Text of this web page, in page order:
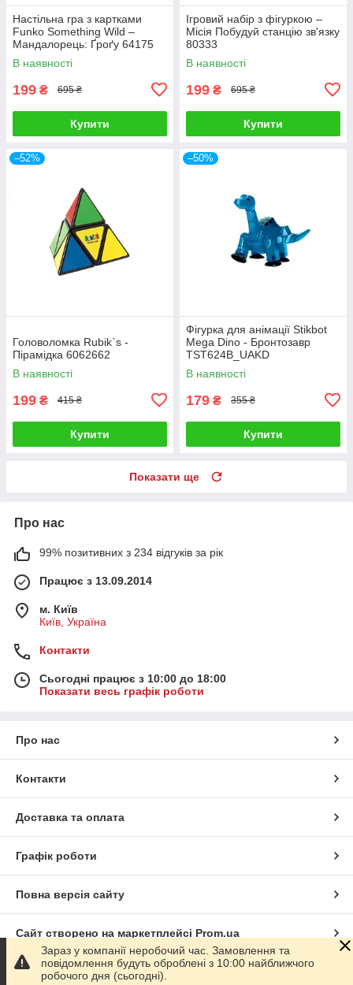
Настільна гра з картками
Funko Something Wild –
Мандалорець: Ґроґу 64175
В наявності
199 ₴ 695 ₴
Купити
Ігровий набір з фігуркою –
Місія Побудуй станцію зв'язку
80333
В наявності
199 ₴ 695 ₴
Купити
–52%
Головоломка Rubik`s -
Пірамідка 6062662
В наявності
199 ₴ 415 ₴
Купити
–50%
Фігурка для анімації Stikbot
Mega Dino - Бронтозавр
TST624B_UAKD
В наявності
179 ₴ 355 ₴
Купити
Показати ще
Про нас
99% позитивних з 234 відгуків за рік
Працює з 13.09.2014
м. Київ
Київ, Україна
Контакти
Сьогодні працює з 10:00 до 18:00
Показати весь графік роботи
Про нас
Контакти
Доставка та оплата
Графік роботи
Повна версія сайту
Сайт створено на маркетплейсі Prom.ua
Політика конфіденційності
Зараз у компанії неробочий час. Замовлення та
повідомлення будуть оброблені з 10:00 найближчого
робочого дня (сьогодні).